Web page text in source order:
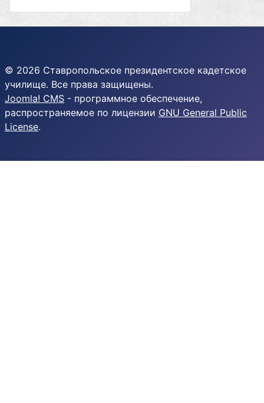
© 2026 Ставропольское президентское кадетское
училище. Все права защищены.
Joomla! CMS - программное обеспечение,
распространяемое по лицензии GNU General Public
License.